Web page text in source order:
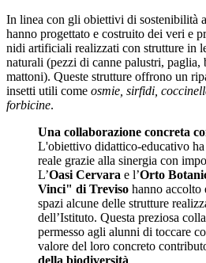
In linea con gli obiettivi di sostenibilità
hanno progettato e costruito dei veri e
nidi artificiali realizzati con strutture in
naturali (pezzi di canne palustri,
mattoni). Queste strutture offrono un
insetti utili come osmie, sirfidi,
forbicine.
Una collaborazione concreta
L'obiettivo didattico-educativo
reale grazie alla sinergia con
L’Oasi Cervara e l’Orto
Vinci" di Treviso hanno accolto
spazi alcune delle strutture
dell’Istituto. Questa preziosa
permesso agli alunni di toccare
valore del loro concreto
della biodiversità